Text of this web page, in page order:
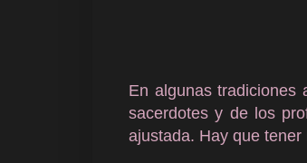
En algunas tradiciones
sacerdotes y de los
ajustada. Hay que